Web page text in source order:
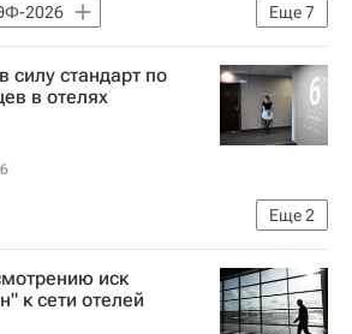
Еще7
2026
Республика Крым
силу стандарт по
в отелях
Еще2
Федеральное агентство по техническому регулированию и метрологии (Росстандарт)
иск
к сети отелей